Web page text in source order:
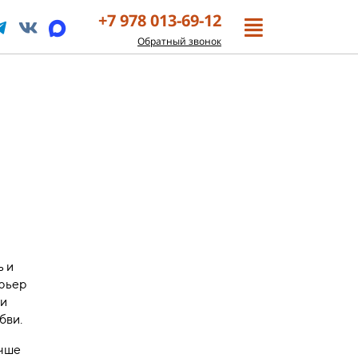
+7 978 013-69-12
Обратный звонок
и
и